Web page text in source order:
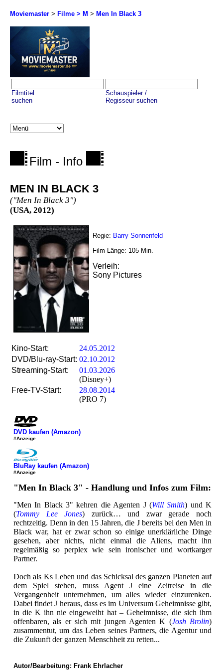
Moviemaster > Filme > M > Men In Black 3
Filmtitel
suchen
Schauspieler /
Regisseur suchen
Film - Info
MEN IN BLACK 3
("Men In Black 3")
(USA, 2012)
Regie: Barry Sonnenfeld
Film-Länge: 105 Min.
Verleih:
Sony Pictures
Kino-Start:
24.05.2012
DVD/Blu-ray-Start: 02.10.2012
Streaming-Start:
01.03.2026
(Disney+)
Free-TV-Start:
28.08.2014
(PRO 7)
DVD kaufen (Amazon)
#Anzeige
BluRay kaufen (Amazon)
#Anzeige
"Men In Black 3" - Handlung und Infos zum Film:
"Men In Black 3" kehren die Agenten J (Will Smith) und K
(Tommy Lee Jones) zurück… und zwar gerade noch
rechtzeitig. Denn in den 15 Jahren, die J bereits bei den Men in
Black war, hat er zwar schon so einige unerklärliche Dinge
gesehen, aber nichts, nicht einmal die Aliens, macht ihn
regelmäßig so perplex wie sein ironischer und wortkarger
Partner.
Doch als Ks Leben und das Schicksal des ganzen Planeten auf
dem Spiel stehen, muss Agent J eine Zeitreise in die
Vergangenheit unternehmen, um alles wieder einzurenken.
Dabei findet J heraus, dass es im Universum Geheimnisse gibt,
in die K ihn nie eingeweiht hat – Geheimnisse, die sich ihm
offenbaren, als er sich mit jungen Agenten K (Josh Brolin)
zusammentut, um das Leben seines Partners, die Agentur und
die Zukunft der ganzen Menschheit zu retten...
Autor/Bearbeitung: Frank Ehrlacher